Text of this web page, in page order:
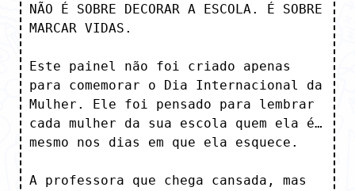
NÃO É SOBRE DECORAR A ESCOLA. É SOBRE
MARCAR VIDAS.
Este painel não foi criado apenas
para comemorar o Dia Internacional da
Mulher. Ele foi pensado para lembrar
cada mulher da sua escola quem ela é…
mesmo nos dias em que ela esquece.
A professora que chega cansada, mas